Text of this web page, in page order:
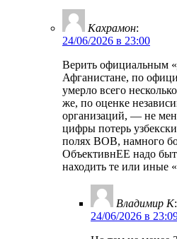
Кахрамон:
24/06/2026 в 23:00
Верить официальным
Афганистане, по
умерло всего
же, по оценке
организаций, — не
цифры потерь
полях ВОВ, намного
ОбъективнЕЕ надо
находить те или иные
Владимир К:
24/06/2026 в